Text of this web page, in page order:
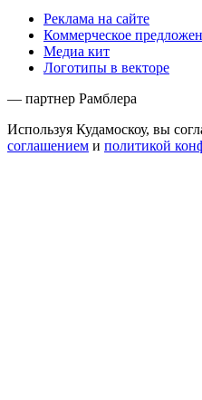
Реклама на сайте
Коммерческое
Медиа кит
Логотипы в векторе
— партнер Рамблера
Используя Кудамоскоу, вы
соглашением и политикой